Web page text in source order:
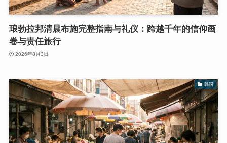
琅勃拉邦清晨布施完整指南与礼仪：跨越千年的信仰画
卷与责任旅行
2026年8月3日
韩国